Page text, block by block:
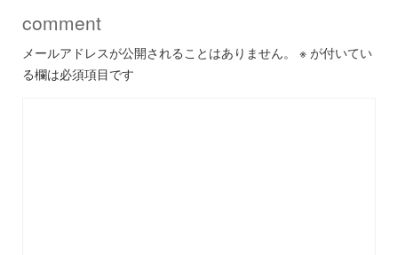
comment
メールアドレスが公開されることはありません。 ※ が付いてい
る欄は必須項目です